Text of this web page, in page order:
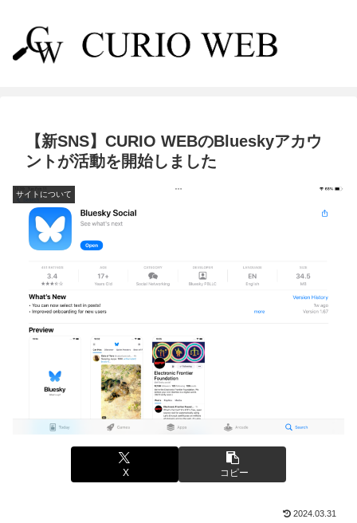
【新SNS】CURIO WEBのBlueskyアカウ
ントが活動を開始しました
サイトについて
X コピー
2024.03.31